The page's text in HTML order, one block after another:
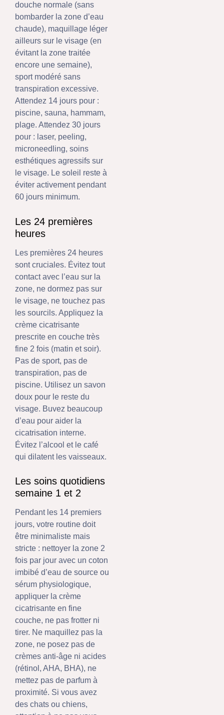
douche normale (sans
bombarder la zone d’eau
chaude), maquillage léger
ailleurs sur le visage (en
évitant la zone traitée
encore une semaine),
sport modéré sans
transpiration excessive.
Attendez 14 jours pour :
piscine, sauna, hammam,
plage. Attendez 30 jours
pour : laser, peeling,
microneedling, soins
esthétiques agressifs sur
le visage. Le soleil reste à
éviter activement pendant
60 jours minimum.
Les 24 premières
heures
Les premières 24 heures
sont cruciales. Évitez tout
contact avec l’eau sur la
zone, ne dormez pas sur
le visage, ne touchez pas
les sourcils. Appliquez la
crème cicatrisante
prescrite en couche très
fine 2 fois (matin et soir).
Pas de sport, pas de
transpiration, pas de
piscine. Utilisez un savon
doux pour le reste du
visage. Buvez beaucoup
d’eau pour aider la
cicatrisation interne.
Évitez l’alcool et le café
qui dilatent les vaisseaux.
Les soins quotidiens
semaine 1 et 2
Pendant les 14 premiers
jours, votre routine doit
être minimaliste mais
stricte : nettoyer la zone 2
fois par jour avec un coton
imbibé d’eau de source ou
sérum physiologique,
appliquer la crème
cicatrisante en fine
couche, ne pas frotter ni
tirer. Ne maquillez pas la
zone, ne posez pas de
crèmes anti-âge ni acides
(rétinol, AHA, BHA), ne
mettez pas de parfum à
proximité. Si vous avez
des chats ou chiens,